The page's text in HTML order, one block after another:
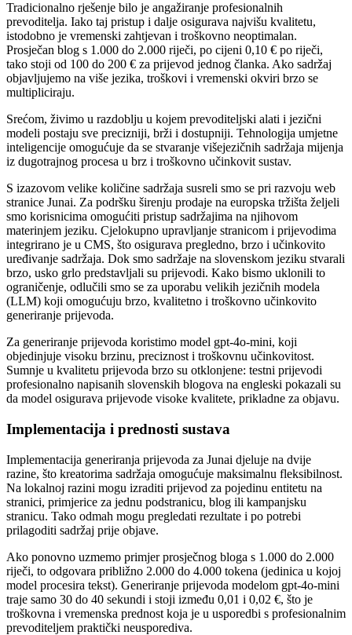
Tradicionalno rješenje bilo je angažiranje profesionalnih
prevoditelja. Iako taj pristup i dalje osigurava najvišu kvalitetu,
istodobno je vremenski zahtjevan i troškovno neoptimalan.
Prosječan blog s 1.000 do 2.000 riječi, po cijeni 0,10 € po riječi,
tako stoji od 100 do 200 € za prijevod jednog članka. Ako sadržaj
objavljujemo na više jezika, troškovi i vremenski okviri brzo se
multipliciraju.
Srećom, živimo u razdoblju u kojem prevoditeljski alati i jezični
modeli postaju sve precizniji, brži i dostupniji. Tehnologija umjetne
inteligencije omogućuje da se stvaranje višejezičnih sadržaja mijenja
iz dugotrajnog procesa u brz i troškovno učinkovit sustav.
S izazovom velike količine sadržaja susreli smo se pri razvoju web
stranice Junai. Za podršku širenju prodaje na europska tržišta željeli
smo korisnicima omogućiti pristup sadržajima na njihovom
materinjem jeziku. Cjelokupno upravljanje stranicom i prijevodima
integrirano je u CMS, što osigurava pregledno, brzo i učinkovito
uređivanje sadržaja. Dok smo sadržaje na slovenskom jeziku stvarali
brzo, usko grlo predstavljali su prijevodi. Kako bismo uklonili to
ograničenje, odlučili smo se za uporabu velikih jezičnih modela
(LLM) koji omogućuju brzo, kvalitetno i troškovno učinkovito
generiranje prijevoda.
Za generiranje prijevoda koristimo model gpt-4o-mini, koji
objedinjuje visoku brzinu, preciznost i troškovnu učinkovitost.
Sumnje u kvalitetu prijevoda brzo su otklonjene: testni prijevodi
profesionalno napisanih slovenskih blogova na engleski pokazali su
da model osigurava prijevode visoke kvalitete, prikladne za objavu.
Implementacija i prednosti sustava
Implementacija generiranja prijevoda za Junai djeluje na dvije
razine, što kreatorima sadržaja omogućuje maksimalnu fleksibilnost.
Na lokalnoj razini mogu izraditi prijevod za pojedinu entitetu na
stranici, primjerice za jednu podstranicu, blog ili kampanjsku
stranicu. Tako odmah mogu pregledati rezultate i po potrebi
prilagoditi sadržaj prije objave.
Ako ponovno uzmemo primjer prosječnog bloga s 1.000 do 2.000
riječi, to odgovara približno 2.000 do 4.000 tokena (jedinica u kojoj
model procesira tekst). Generiranje prijevoda modelom gpt-4o-mini
traje samo 30 do 40 sekundi i stoji između 0,01 i 0,02 €, što je
troškovna i vremenska prednost koja je u usporedbi s profesionalnim
prevoditeljem praktički neusporediva.